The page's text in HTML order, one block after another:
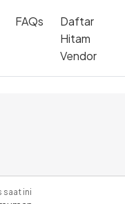
FAQs
Daftar
Hitam
Vendor
saat ini